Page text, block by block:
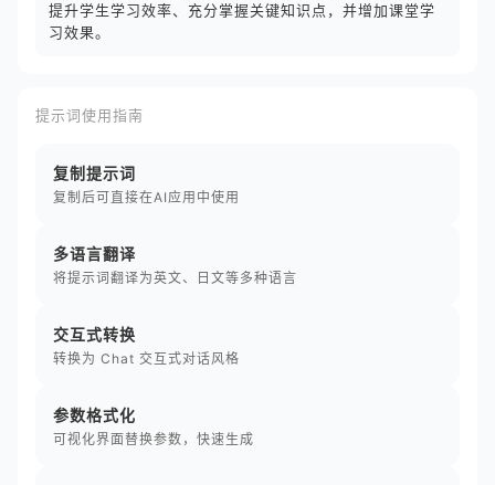
提升学生学习效率、充分掌握关键知识点，并增加课堂学
习效果。
提示词使用指南
复制提示词
复制后可直接在AI应用中使用
多语言翻译
将提示词翻译为英文、日文等多种语言
交互式转换
转换为 Chat 交互式对话风格
参数格式化
可视化界面替换参数，快速生成